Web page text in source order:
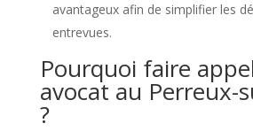
avantageux afin de simplifier les
entrevues.
Pourquoi faire
avocat au Perreux-
?